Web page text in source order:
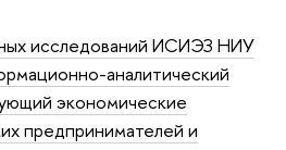
исследований ИСИЭЗ НИУ
аналитический
экономические
предпринимателей и